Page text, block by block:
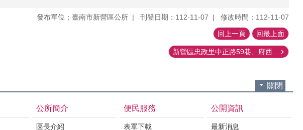
發布單位：臺南市新營區公所 刊登日期：112-11-07 修改時間：112-11-07
回上一頁 回最上面
新營區忠政里中正路59巷、府西...
關閉
公所簡介
區長介紹
便民服務
表單下載
公開資訊
最新消息